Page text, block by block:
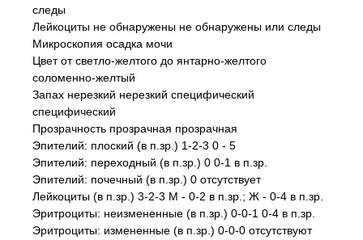
следы
Лейкоциты не обнаружены не обнаружены или следы
Микроскопия осадка мочи
Цвет от светло-желтого до янтарно-желтого
соломенно-желтый
Запах нерезкий нерезкий специфический
специфический
Прозрачность прозрачная прозрачная
Эпителий: плоский (в п.зр.) 1-2-3 0 - 5
Эпителий: переходный (в п.зр.) 0 0-1 в п.зр.
Эпителий: почечный (в п.зр.) 0 отсутствует
Лейкоциты (в п.зр.) 3-2-3 М - 0-2 в п.зр.; Ж - 0-4 в п.зр.
Эритроциты: неизмененные (в п.зр.) 0-0-1 0-4 в п.зр.
Эритроциты: измененные (в п.зр.) 0-0-0 отсутствуют